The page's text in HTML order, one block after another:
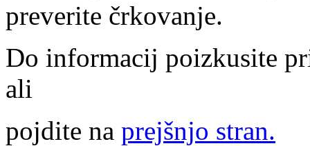
preverite črkovanje.
Do informacij poizkusite
ali
pojdite na prejšnjo stran.